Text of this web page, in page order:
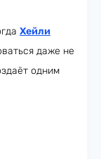
Хейли
даже не
одним